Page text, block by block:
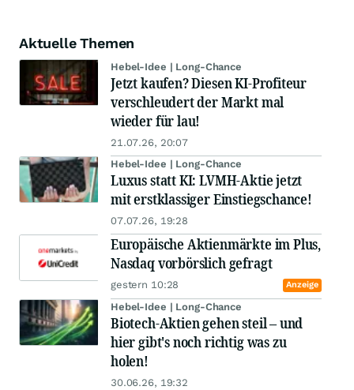
Aktuelle Themen
Hebel-Idee | Long-Chance
Jetzt kaufen? Diesen KI-Profiteur
verschleudert der Markt mal
wieder für lau!
21.07.26, 20:07
Hebel-Idee | Long-Chance
Luxus statt KI: LVMH-Aktie jetzt
mit erstklassiger Einstiegschance!
07.07.26, 19:28
Europäische Aktienmärkte im Plus,
Nasdaq vorbörslich gefragt
gestern 10:28 Anzeige
Hebel-Idee | Long-Chance
Biotech-Aktien gehen steil – und
hier gibt's noch richtig was zu
holen!
30.06.26, 19:32